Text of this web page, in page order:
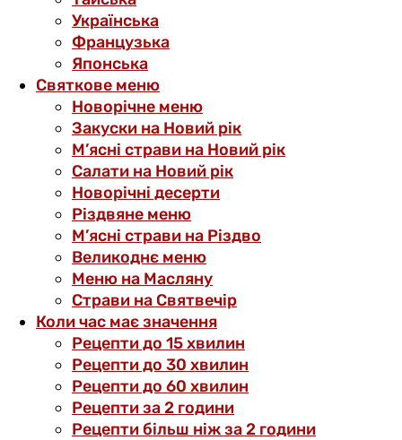
Українська
Французька
Японська
Святкове меню
Новорічне меню
Закуски на Новий рік
М’ясні страви на Новий рік
Салати на Новий рік
Новорічні десерти
Різдвяне меню
М’ясні страви на Різдво
Великоднє меню
Меню на Масляну
Страви на Святвечір
Коли час має значення
Рецепти до 15 хвилин
Рецепти до 30 хвилин
Рецепти до 60 хвилин
Рецепти за 2 години
Рецепти більш ніж за 2 години